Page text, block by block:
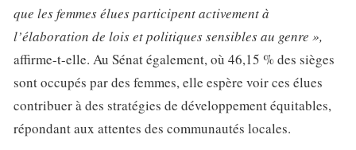
que les femmes élues participent activement à
l’élaboration de lois et politiques sensibles au genre »,
affirme-t-elle. Au Sénat également, où 46,15 % des sièges
sont occupés par des femmes, elle espère voir ces élues
contribuer à des stratégies de développement équitables,
répondant aux attentes des communautés locales.